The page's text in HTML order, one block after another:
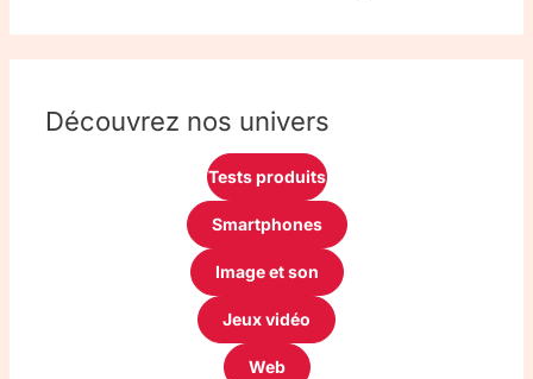
Découvrez nos univers
Tests produits
Smartphones
Image et son
Jeux vidéo
Web